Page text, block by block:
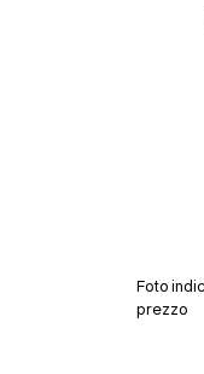
Foto
prezzo